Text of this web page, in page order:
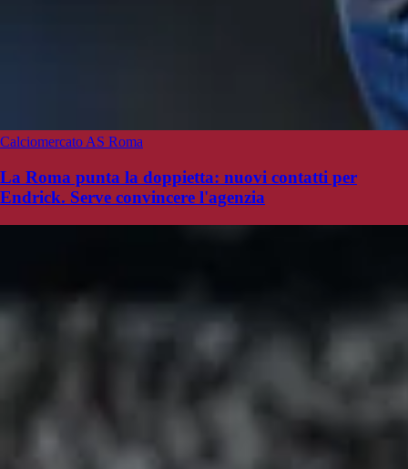
Calciomercato AS Roma
La Roma punta la doppietta: nuovi contatti per
Endrick. Serve convincere l'agenzia